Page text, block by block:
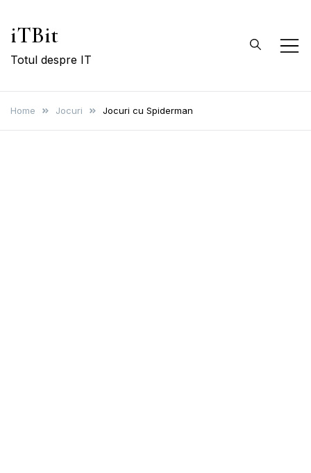
iTBit
Totul despre IT
Home Jocuri Jocuri cu Spiderman